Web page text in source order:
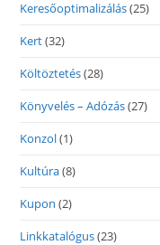
Keresőoptimalizálás(25)
Kert(32)
Költöztetés(28)
Könyvelés – Adózás(27)
Konzol(1)
Kultúra(8)
Kupon (2)
Linkkatalógus(23)